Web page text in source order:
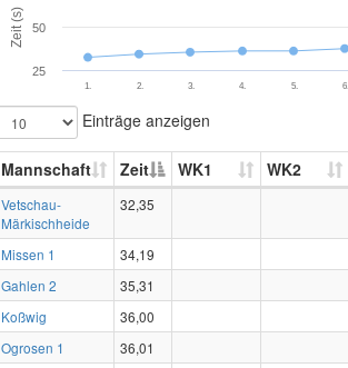
Zeit (s)
1. 2. 3. 4. 5. 6.
25
50
Einträge anzeigen
Mannschaft Zeit WK1 WK2
Vetschau-
Märkischheide
32,35
Missen 1
34,19
Gahlen 2
35,31
Koßwig
36,00
Ogrosen 1
36,01